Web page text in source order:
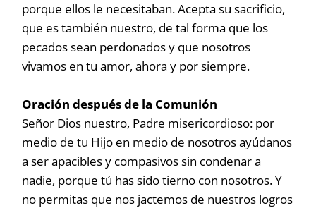
porque ellos le necesitaban. Acepta su sacrificio,
que es también nuestro, de tal forma que los
pecados sean perdonados y que nosotros
vivamos en tu amor, ahora y por siempre.
Oración después de la Comunión
Señor Dios nuestro, Padre misericordioso: por
medio de tu Hijo en medio de nosotros ayúdanos
a ser apacibles y compasivos sin condenar a
nadie, porque tú has sido tierno con nosotros. Y
no permitas que nos jactemos de nuestros logros